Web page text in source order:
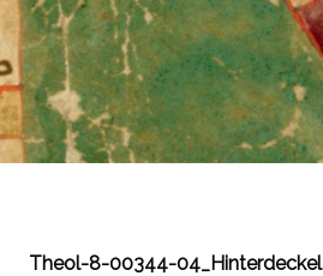
Theol-8-00344-04_Hinterdeckel